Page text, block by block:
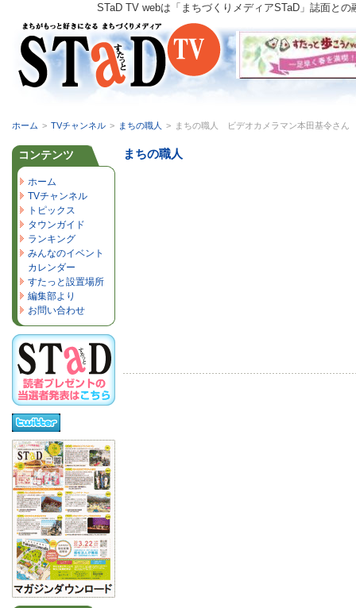
STaD TV webは「まちづくりメディアSTaD」誌面と
ホーム > TVチャンネル > まちの職人 > まちの職人 ビデオカメラマン本田基令さ
まちの職人
コンテンツ
ホーム
TVチャンネル
トピックス
タウンガイド
ランキング
みんなのイベント
カレンダー
すたっと設置場所
編集部より
お問い合わせ